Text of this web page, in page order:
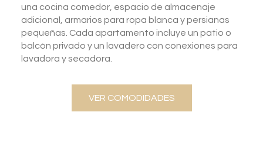
una cocina comedor, espacio de almacenaje
adicional, armarios para ropa blanca y persianas
pequeñas. Cada apartamento incluye un patio o
balcón privado y un lavadero con conexiones para
lavadora y secadora.
VER COMODIDADES